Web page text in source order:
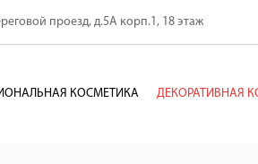
проезд, д.5А корп.1, 18 этаж
КОСМЕТИКА ДЕКОРАТИВНАЯ